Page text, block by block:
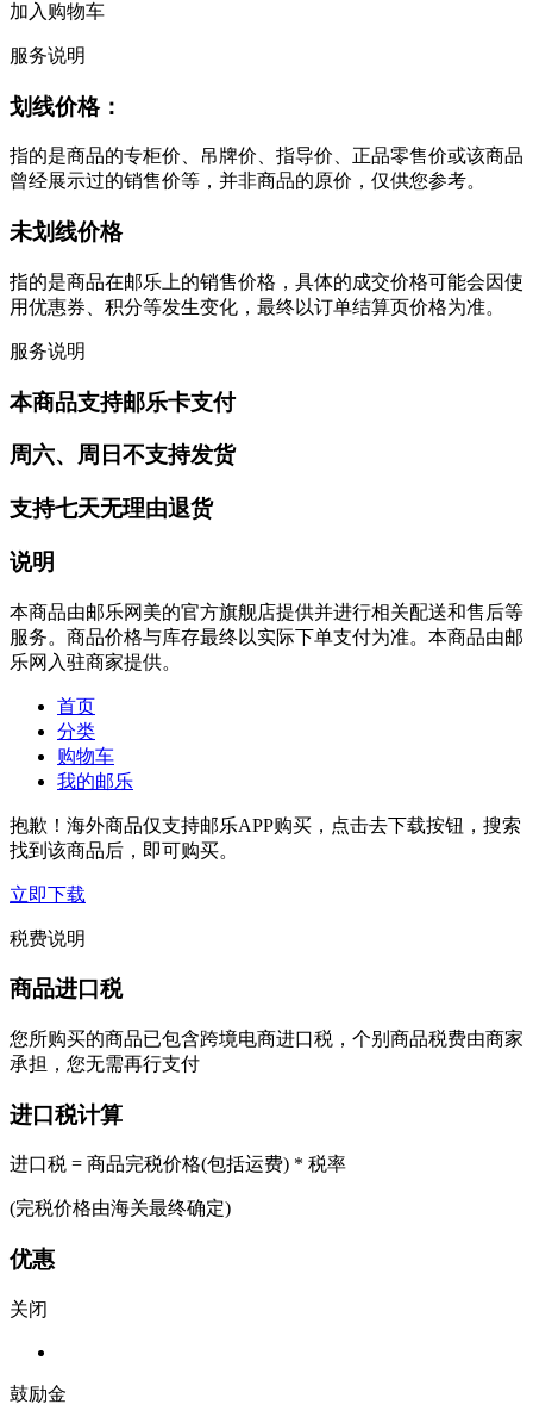
加入购物车
服务说明
划线价格：
指的是商品的专柜价、吊牌价、指导价、正品零售价或该商品
曾经展示过的销售价等，并非商品的原价，仅供您参考。
未划线价格
指的是商品在邮乐上的销售价格，具体的成交价格可能会因使
用优惠券、积分等发生变化，最终以订单结算页价格为准。
服务说明
本商品支持邮乐卡支付
周六、周日不支持发货
支持七天无理由退货
说明
本商品由邮乐网美的官方旗舰店提供并进行相关配送和售后等
服务。商品价格与库存最终以实际下单支付为准。本商品由邮
乐网入驻商家提供。
首页
分类
购物车
我的邮乐
抱歉！海外商品仅支持邮乐APP购买，点击去下载按钮，搜索
找到该商品后，即可购买。
立即下载
税费说明
商品进口税
您所购买的商品已包含跨境电商进口税，个别商品税费由商家
承担，您无需再行支付
进口税计算
进口税 = 商品完税价格(包括运费) * 税率
(完税价格由海关最终确定)
优惠
关闭
鼓励金